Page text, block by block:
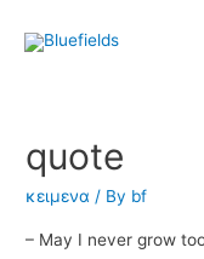
quote
κειμενα / By bf
– May I never grow